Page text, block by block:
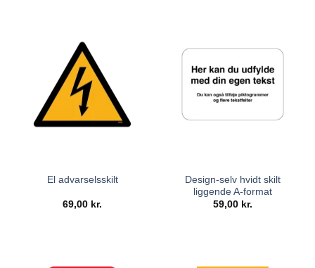
El advarselsskilt
69,00 kr.
Design-selv hvidt skilt
liggende A-format
59,00 kr.